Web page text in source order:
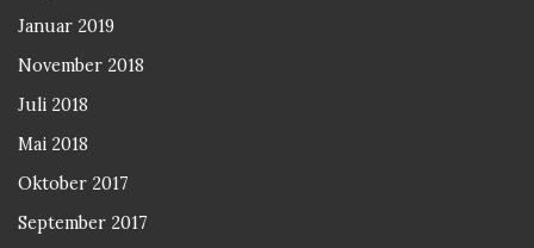
Januar 2019
November 2018
Juli 2018
Mai 2018
Oktober 2017
September 2017